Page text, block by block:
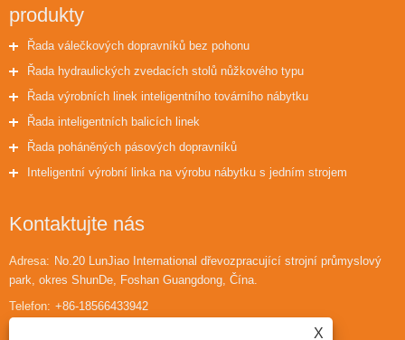
produkty
Řada válečkových dopravníků bez pohonu
Řada hydraulických zvedacích stolů nůžkového typu
Řada výrobních linek inteligentního továrního nábytku
Řada inteligentních balicích linek
Řada poháněných pásových dopravníků
Inteligentní výrobní linka na výrobu nábytku s jedním strojem
Kontaktujte nás
Adresa: No.20 LunJiao International dřevozpracující strojní průmyslový
park, okres ShunDe, Foshan Guangdong, Čína.
Telefon: +86-18566433942
X